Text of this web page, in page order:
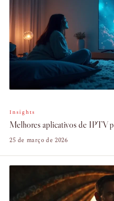
Insights
Melhores aplicativos de IPTV
25 de março de 2026